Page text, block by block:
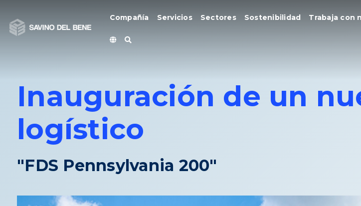
contenido
Compañía Servicios Sectores Sostenibilidad Trabaja con
Inauguración de un
logístico
"FDS Pennsylvania 200"